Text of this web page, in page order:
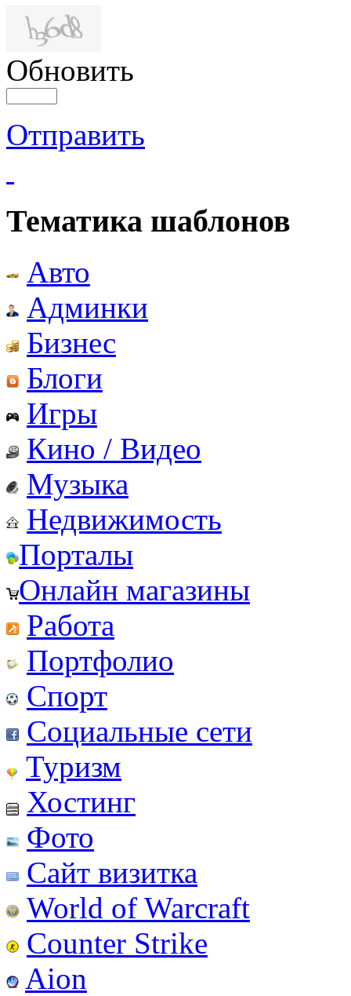
Обновить
Отправить
Тематика шаблонов
Авто
Админки
Бизнес
Блоги
Игры
Кино / Видео
Музыка
Недвижимость
Порталы
Онлайн магазины
Работа
Портфолио
Спорт
Социальные сети
Туризм
Хостинг
Фото
Сайт визитка
World of Warcraft
Counter Strike
Aion